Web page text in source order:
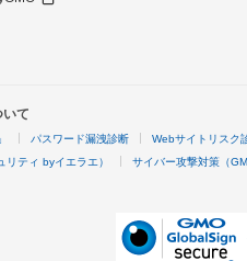
て
パスワード漏洩診断 Webサイトリスク
ティ byイエラエ） サイバー攻撃対策（